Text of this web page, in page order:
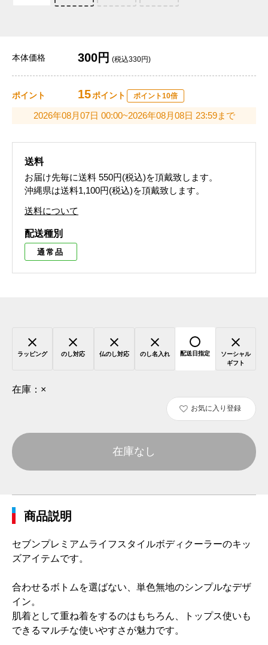
本体価格 300円 (税込330円)
ポイント 15ポイント ポイント10倍
2026年08月07日 00:00~2026年08月08日 23:59まで
送料
お届け先毎に送料 550円(税込)を頂戴致します。
沖縄県は送料1,100円(税込)を頂戴致します。
送料について
配送種別
通常品
ラッピング のし対応 仏のし対応 のし名入れ 配送日指定
ソーシャル
ギフト
在庫： ×
お気に入り登録
在庫なし
商品説明
セブンプレミアムライフスタイルボディクーラーのキッ
ズアイテムです。
合わせるボトムを選ばない、単色無地のシンプルなデザ
イン。
肌着として重ね着をするのはもちろん、トップス使いも
できるマルチな使いやすさが魅力です。